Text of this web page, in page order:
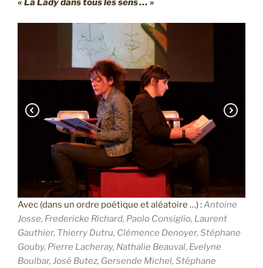
« La Lady dans tous les sens … »
Avec (dans un ordre poétique et aléatoire …) :Antoine
Josse, Fredericke Richard, Paolo Consiglio, Laurent
Gauthier, Thierry Dutru, Clémence Denoyer, Stéphane
Gouby, Pierre Lacheray, Nathalie Beauval, Evelyne
Boulbar, José Butez, Gersende Michel, Stéphane